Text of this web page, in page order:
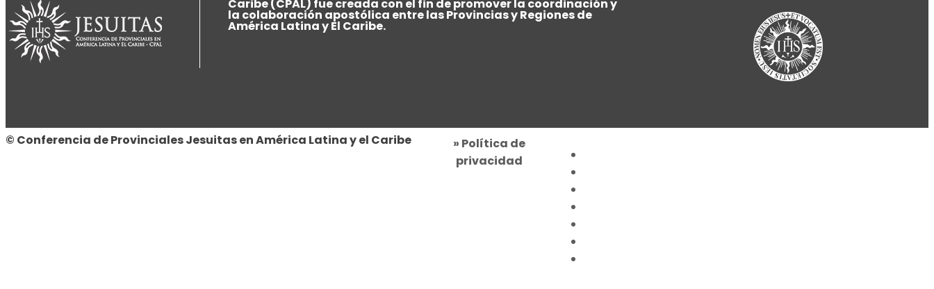
Caribe (CPAL) fue creada con el fin de promover la coordinación y
la colaboración apostólica entre las Provincias y Regiones de
América Latina y El Caribe.
© Conferencia de Provinciales Jesuitas en América Latina y el Caribe
» Política de
privacidad